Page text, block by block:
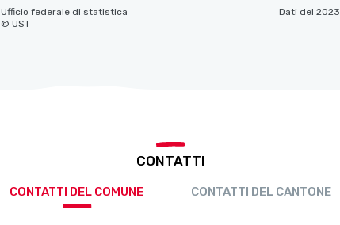
Dati del 2023
Ufficio federale di statistica
© UST
CONTATTI
CONTATTI DEL COMUNE CONTATTI DEL CANTONE